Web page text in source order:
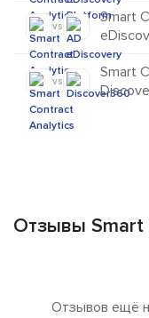
vs
Smart
vs
Smart
Отзывы Smart
Отзывов ещё